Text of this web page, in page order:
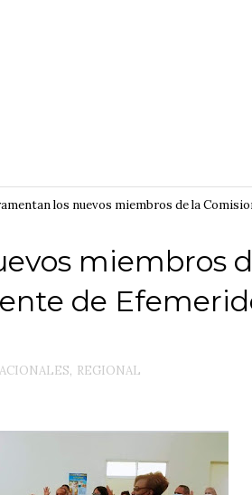
los nuevos miembros de la
miembros
de
, REGIONAL